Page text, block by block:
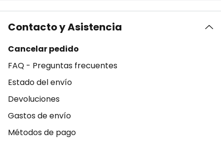
Contacto y Asistencia
Cancelar pedido
FAQ - Preguntas frecuentes
Estado del envío
Devoluciones
Gastos de envío
Métodos de pago